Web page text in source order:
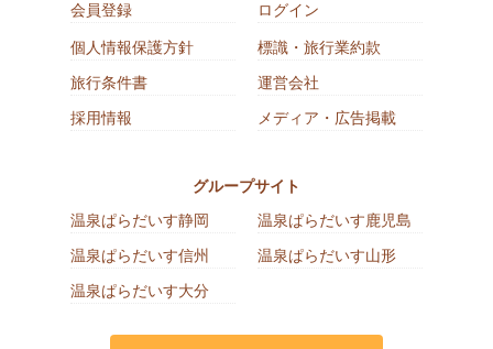
会員登録
ログイン
個人情報保護方針
標識・旅行業約款
旅行条件書
運営会社
採用情報
メディア・広告掲載
グループサイト
温泉ぱらだいす静岡
温泉ぱらだいす鹿児島
温泉ぱらだいす信州
温泉ぱらだいす山形
温泉ぱらだいす大分